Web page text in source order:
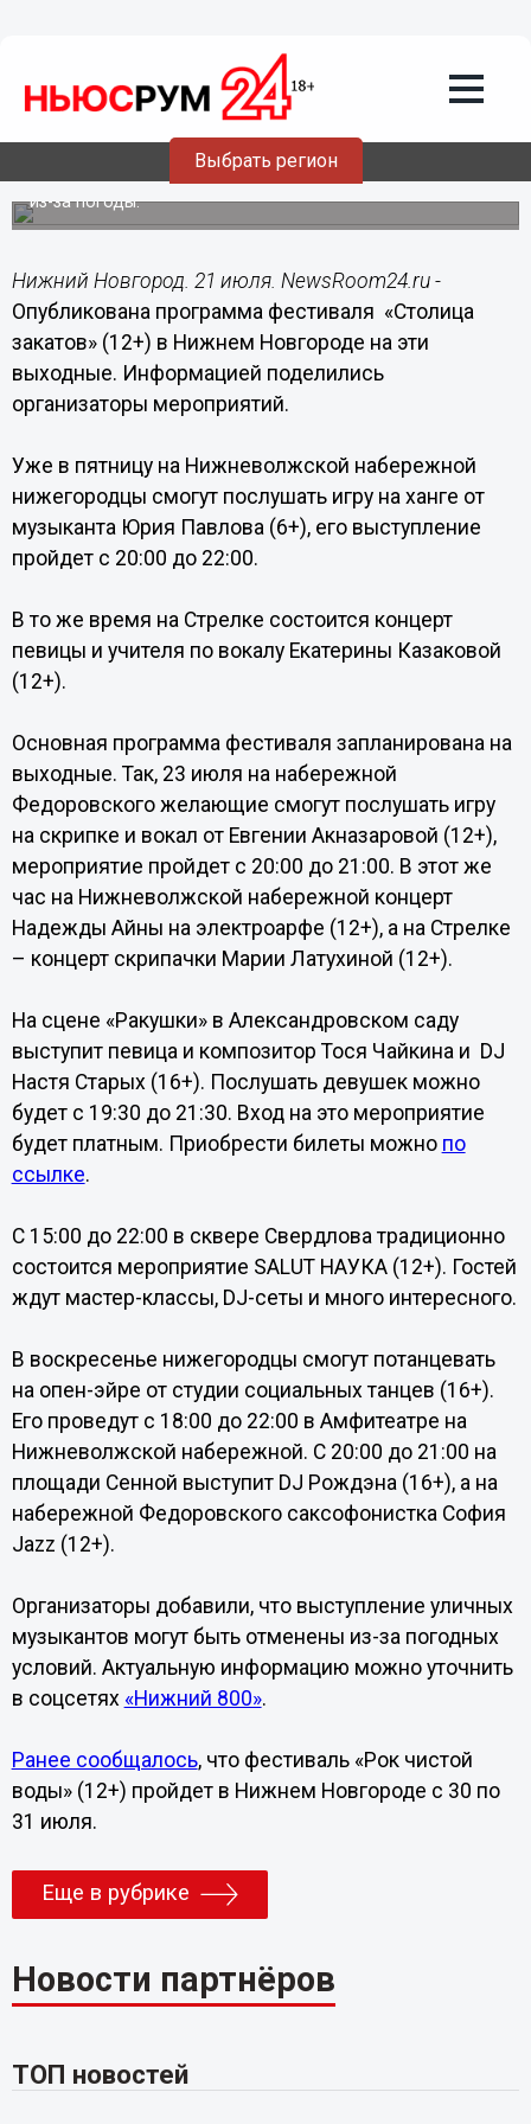
Выбрать регион
Опубликована программа
нижегородского фестиваля «Столица
закатов» с 22 по 24 июля
Выступления некоторых исполнителей могут отменить
из-за погоды.
Нижний Новгород. 21 июля. NewsRoom24.ru -
Опубликована программа фестиваля «Столица
закатов» (12+) в Нижнем Новгороде на эти
выходные. Информацией поделились
организаторы мероприятий.
Уже в пятницу на Нижневолжской набережной
нижегородцы смогут послушать игру на ханге от
музыканта Юрия Павлова (6+), его выступление
пройдет с 20:00 до 22:00.
В то же время на Стрелке состоится концерт
певицы и учителя по вокалу Екатерины Казаковой
(12+).
Основная программа фестиваля запланирована на
выходные. Так, 23 июля на набережной
Федоровского желающие смогут послушать игру
на скрипке и вокал от Евгении Акназаровой (12+),
мероприятие пройдет с 20:00 до 21:00. В этот же
час на Нижневолжской набережной концерт
Надежды Айны на электроарфе (12+), а на Стрелке
– концерт скрипачки Марии Латухиной (12+).
На сцене «Ракушки» в Александровском саду
выступит певица и композитор Тося Чайкина и DJ
Настя Старых (16+). Послушать девушек можно
будет с 19:30 до 21:30. Вход на это мероприятие
будет платным. Приобрести билеты можно по
ссылке.
С 15:00 до 22:00 в сквере Свердлова традиционно
состоится мероприятие SALUT НАУКА (12+). Гостей
ждут мастер-классы, DJ-сеты и много интересного.
В воскресенье нижегородцы смогут потанцевать
на опен-эйре от студии социальных танцев (16+).
Его проведут с 18:00 до 22:00 в Амфитеатре на
Нижневолжской набережной. С 20:00 до 21:00 на
площади Сенной выступит DJ Рождэна (16+), а на
набережной Федоровского саксофонистка София
Jazz (12+).
Организаторы добавили, что выступление уличных
музыкантов могут быть отменены из-за погодных
условий. Актуальную информацию можно уточнить
в соцсетях «Нижний 800».
Ранее сообщалось, что фестиваль «Рок чистой
воды» (12+) пройдет в Нижнем Новгороде с 30 по
31 июля.
Еще в рубрике
Новости партнёров
ТОП новостей